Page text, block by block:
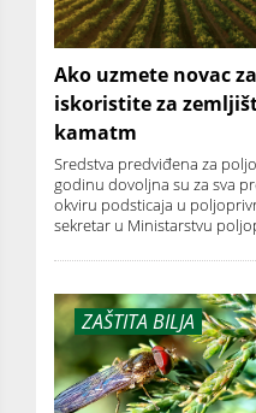
Ako uzmete novac
iskoristite za
kamatm
Sredstva predviđena za
godinu dovoljna su za sva
okviru podsticaja u
sekretar u Ministarstvu
ZAŠTITA BILJA